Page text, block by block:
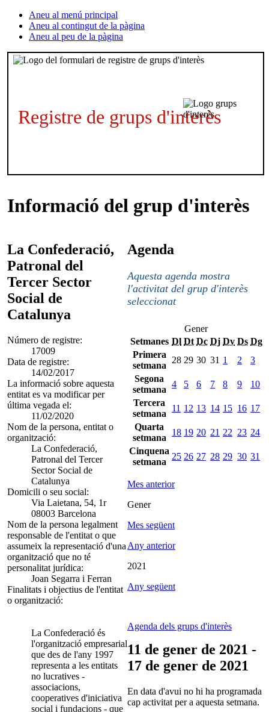
Aneu al menú principal
Aneu al contingut de la pàgina
Aneu al peu de la pàgina
Registre de grups d'interès
Informació del grup d'interès
La Confederació,
Patronal del
Tercer Sector
Social de
Catalunya
Número de registre:
17009
Data de registre:
14/02/2017
La informació sobre aquesta
entitat es va modificar per
última vegada el:
11/02/2020
Nom de la persona, entitat o
organització:
La Confederació,
Patronal del Tercer
Sector Social de
Catalunya
Domicili o seu social:
Via Laietana, 54, 1r
08003 Barcelona
Nom de la persona legalment
responsable de l'entitat o que
assumeix la representació d'una
organització que no té
personalitat jurídica:
Joan Segarra i Ferran
Finalitats i objectius de l'entitat
o organització:
La Confederació és
l'organització empresarial
que des de l'any 1997
representa a les entitats
no lucratives -
associacions,
cooperatives d'iniciativa
social i fundacions - que
Agenda
Aquesta agenda mostra
l'activitat del grup d'interès
seleccionat
Gener
Setmanes Dl Dt Dc Dj Dv Ds Dg
Primera
setmana
28 29 30 31 1 2
3
Segona
setmana
4 5 6 7 8 9
10
Tercera
setmana
11 12 13 14 15 16 17
Quarta
setmana
18 19 20 21 22 23 24
Cinquena
setmana
25 26 27 28 29 30 31
Mes anterior
Gener
Mes següent
Any anterior
2021
Any següent
Agenda dels grups d'interès
11 de gener de 2021 -
17 de gener de 2021
En data d'avui no hi ha programada
cap activitat per a aquesta setmana.